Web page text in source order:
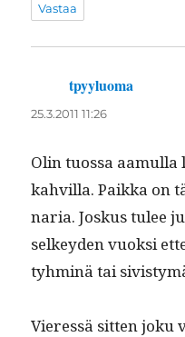
Vastaa
tpyyluoma
25.3.2011 11:26
Olin tuos­sa aamul­la
kahvil­la. Paik­ka on
nar­ia. Joskus tulee
selkey­den vuok­si
tyh­minä tai
Vier­essä sit­ten joku